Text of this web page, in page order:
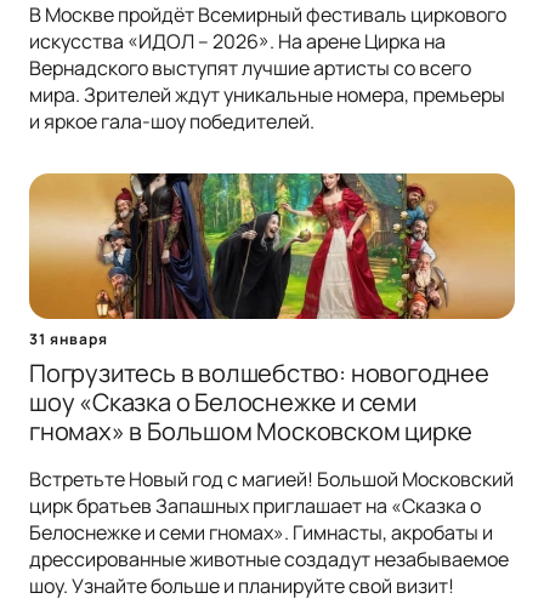
В Москве пройдёт Всемирный фестиваль циркового
искусства «ИДОЛ – 2026». На арене Цирка на
Вернадского выступят лучшие артисты со всего
мира. Зрителей ждут уникальные номера, премьеры
и яркое гала-шоу победителей.
31 января
Погрузитесь в волшебство: новогоднее
шоу «Сказка о Белоснежке и семи
гномах» в Большом Московском цирке
Встретьте Новый год с магией! Большой Московский
цирк братьев Запашных приглашает на «Сказка о
Белоснежке и семи гномах». Гимнасты, акробаты и
дрессированные животные создадут незабываемое
шоу. Узнайте больше и планируйте свой визит!